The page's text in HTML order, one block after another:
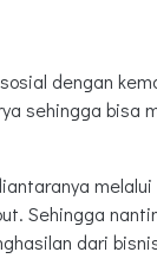
dengan
sehingga bisa
Sehingga
dari